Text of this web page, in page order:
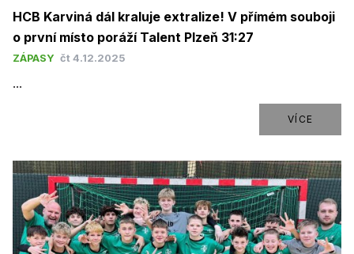
HCB Karviná dál kraluje extralize! V přímém souboji
o první místo poráží Talent Plzeň 31:27
ZÁPASY čt 4.12.2025
...
VÍCE